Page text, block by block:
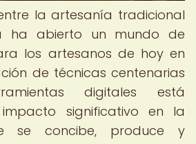
la artesanía tradicional
ha abierto un mundo de
los artesanos de hoy en
de técnicas centenarias
digitales está
significativo en la
se concibe, produce y